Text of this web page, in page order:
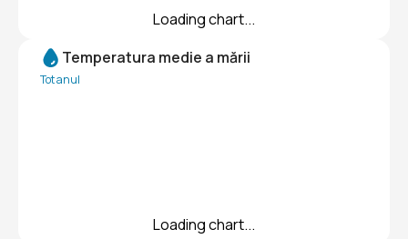
Loading chart...
Temperatura medie a mării
Tot anul
Loading chart...